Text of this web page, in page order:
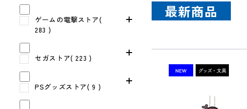
ゲームの電撃ストア(
283 )
セガストア( 223 )
PSグッズストア( 9 )
最新商品